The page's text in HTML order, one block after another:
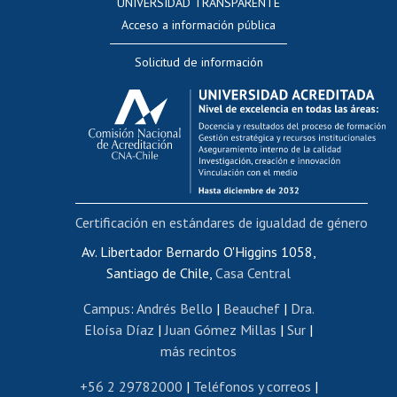
Evaluación docente
Calificación académica
Postulación al AUCAI
Funcionarias/os
Cursos internos de capacitación
Bienestar del personal
Portal de movilidad interna
Certificado de renta
Certificado de renta honorarios
Editar páginas blancas
Extranjeras/os
Revalidación y reconocimiento de títulos
Acceso a información pública
Solicitud de información
Av. Libertador Bernardo O'Higgins 1058,
Santiago de Chile, Casa Central
Campus: Andrés Bello | Beauchef| Dra.
Eloísa Díaz |Juan Gómez Millas | Sur |
más recintos
+56 2 29782000 | Teléfonos y correos |
Certificación en estándares de igualdad de género